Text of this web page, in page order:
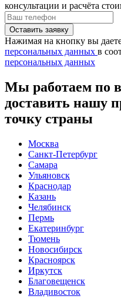
консультации и расчёта
Нажимая на кнопку вы
персональных данных в
персональных данных
Мы работаем по
доставить нашу
точку страны
Москва
Санкт-Петербург
Самара
Ульяновск
Краснодар
Казань
Челябинск
Пермь
Екатеринбург
Тюмень
Новосибирск
Красноярск
Иркутск
Благовещенск
Владивосток